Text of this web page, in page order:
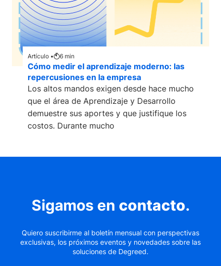
Artículo • 6 min
Cómo medir el aprendizaje moderno: las
repercusiones en la empresa
Los altos mandos exigen desde hace mucho
que el área de Aprendizaje y Desarrollo
demuestre sus aportes y que justifique los
costos. Durante mucho
Sigamos en contacto.
Quiero suscribirme al boletín mensual con perspectivas
exclusivas, los próximos eventos y novedades sobre las
soluciones de Degreed.